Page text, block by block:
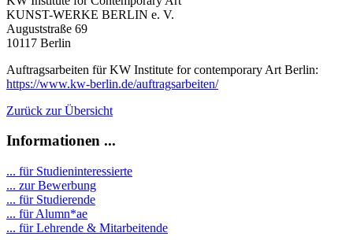
KUNST-WERKE BERLIN e. V.
Auguststraße 69
10117 Berlin
Auftragsarbeiten für KW Institute for contemporary Art Berlin:
https://www.kw-berlin.de/auftragsarbeiten/
Zurück zur Übersicht
Informationen ...
... für Studieninteressierte
... zur Bewerbung
... für Studierende
... für Alumn*ae
... für Lehrende & Mitarbeitende